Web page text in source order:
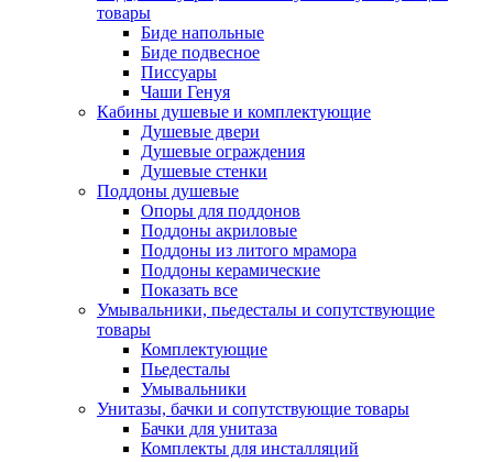
товары
Биде напольные
Биде подвесное
Писсуары
Чаши Генуя
Кабины душевые и комплектующие
Душевые двери
Душевые ограждения
Душевые стенки
Поддоны душевые
Опоры для поддонов
Поддоны акриловые
Поддоны из литого мрамора
Поддоны керамические
Показать все
Умывальники, пьедесталы и сопутствующие
товары
Комплектующие
Пьедесталы
Умывальники
Унитазы, бачки и сопутствующие товары
Бачки для унитаза
Комплекты для инсталляций